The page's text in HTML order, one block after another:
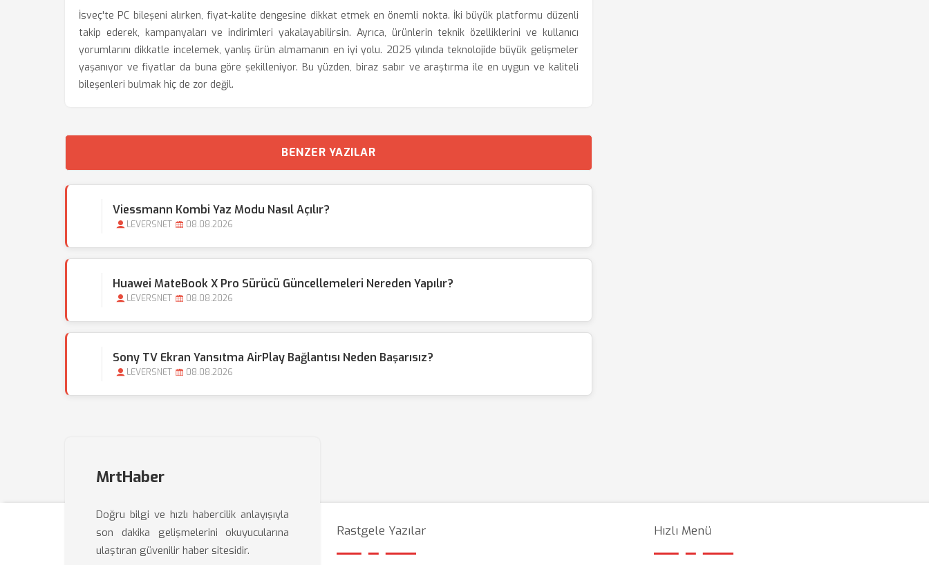
İsveç'te PC bileşeni alırken, fiyat-kalite dengesine dikkat etmek en önemli nokta. İki büyük platformu düzenli
takip ederek, kampanyaları ve indirimleri yakalayabilirsin. Ayrıca, ürünlerin teknik özelliklerini ve kullanıcı
yorumlarını dikkatle incelemek, yanlış ürün almamanın en iyi yolu. 2025 yılında teknolojide büyük gelişmeler
yaşanıyor ve fiyatlar da buna göre şekilleniyor. Bu yüzden, biraz sabır ve araştırma ile en uygun ve kaliteli
bileşenleri bulmak hiç de zor değil.
BENZER YAZILAR
Viessmann Kombi Yaz Modu Nasıl Açılır?
LEVERSNET 08.08.2026
Huawei MateBook X Pro Sürücü Güncellemeleri Nereden Yapılır?
LEVERSNET 08.08.2026
Sony TV Ekran Yansıtma AirPlay Bağlantısı Neden Başarısız?
LEVERSNET 08.08.2026
MrtHaber
Doğru bilgi ve hızlı habercilik anlayışıyla
son dakika gelişmelerini okuyucularına
ulaştıran güvenilir haber sitesidir.
Rastgele Yazılar Hızlı Menü